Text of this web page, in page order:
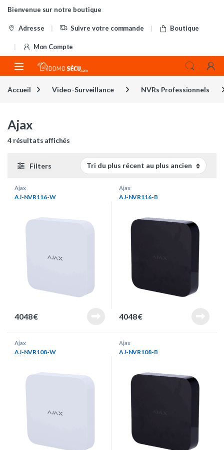
Skip to navigation
Skip to content
Bienvenue sur notre boutique
Adresse Suivre votre commande Boutique
Mon Compte
Accueil Video-Surveillance NVRs Professionnels
Ajax
4 résultats affichés
Filters
Ajax
AJ-NVR116-W
4048€
Ajax
AJ-NVR116-B
4048€
Ajax
AJ-NVR108-W
Ajax
AJ-NVR108-B